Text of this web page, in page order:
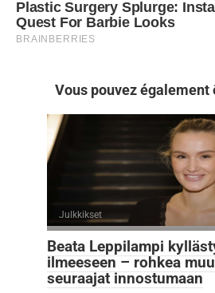
Vous pouvez
Julkkikset
Beata Leppilampi
ilmeeseen – rohkea
seuraajat innostumaan